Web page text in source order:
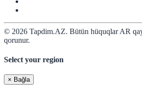
© 2026 Tapdim.AZ. Bütün hüquqlar AR
qorunur.
Select your region
× Bağla